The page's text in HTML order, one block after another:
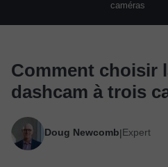
caméras
Comment choisir
dashcam à trois
Doug Newcomb|Expert